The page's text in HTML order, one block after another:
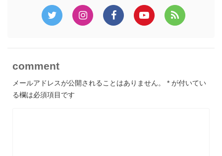
comment
メールアドレスが公開されることはありません。 * が付いてい
る欄は必須項目です